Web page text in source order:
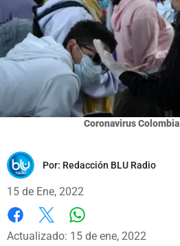
Coronavirus Colombia
Por: Redacción BLU Radio
15 de Ene, 2022
Facebook
X
Actualizado: 15 de ene, 2022